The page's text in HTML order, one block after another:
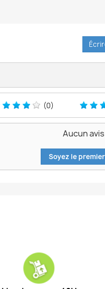
(0)
Aucun
Soyez le